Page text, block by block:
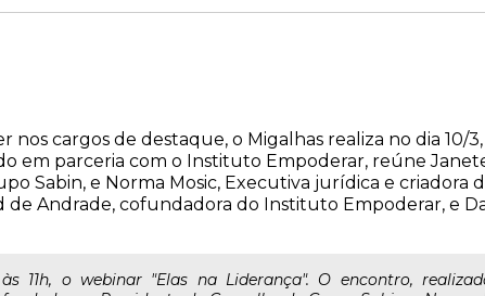
cargos de destaque, o Migalhas realiza no dia 10/3,
em parceria com o Instituto Empoderar, reúne
Sabin, e Norma Mosic, Executiva jurídica e criadora
Andrade, cofundadora do Instituto Empoderar, e
11h, o webinar "Elas na Liderança". O encontro,